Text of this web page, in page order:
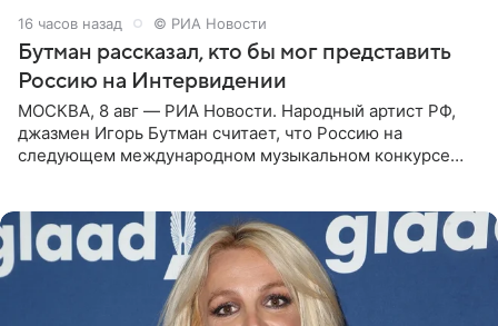
16 часов назад © РИА Новости
Бутман рассказал, кто бы мог представить
Россию на Интервидении
МОСКВА, 8 авг — РИА Новости. Народный артист РФ,
джазмен Игорь Бутман считает, что Россию на
следующем международном музыкальном конкурсе